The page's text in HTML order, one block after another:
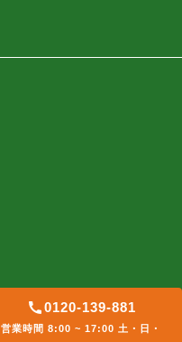
0120-139-881
営業時間 8:00 ~ 17:00 土・日・